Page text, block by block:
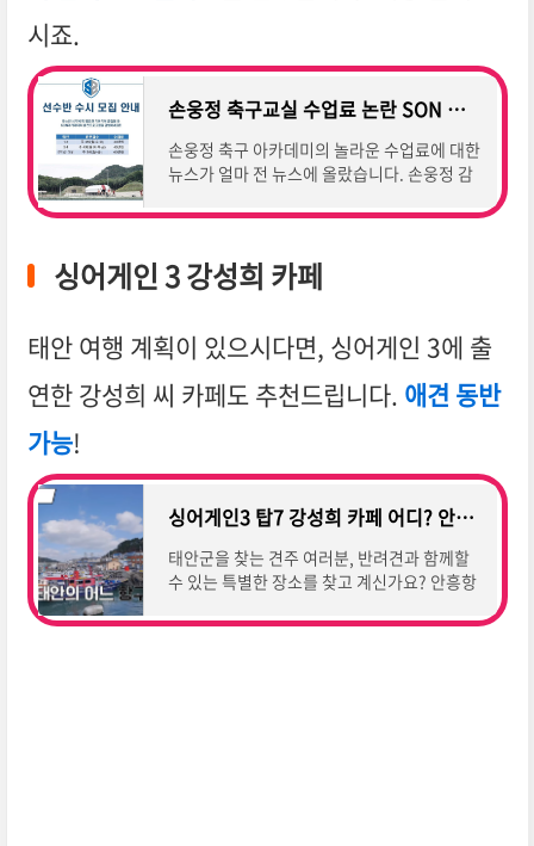
시죠.
손웅정 축구교실 수업료 논란 SON 아카데미 홈페이지 2024 강원 중등축구 감독 등록
손웅정 축구 아카데미의 놀라운 수업료에 대한
뉴스가 얼마 전 뉴스에 올랐습니다. 손웅정 감
데 4월 강원 중등부 축구리그에서 감독으로 데
싱어게인 3 강성희 카페
태안 여행 계획이 있으시다면, 싱어게인 3에 출
연한 강성희 씨 카페도 추천드립니다. 애견 동반
가능!
싱어게인3 탑7 강성희 카페 어디? 안흥항 커피 애견동반 태안군 카페 홍이삭 소수빈 펜카페
태안군을 찾는 견주 여러분, 반려견과 함께할
수 있는 특별한 장소를 찾고 계신가요? 안흥항
는 강성희 씨가 운영하는 카페로, 태안군을 찾